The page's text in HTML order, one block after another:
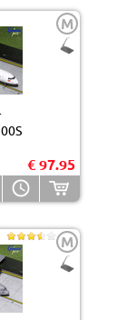
M
€ 97.95
M